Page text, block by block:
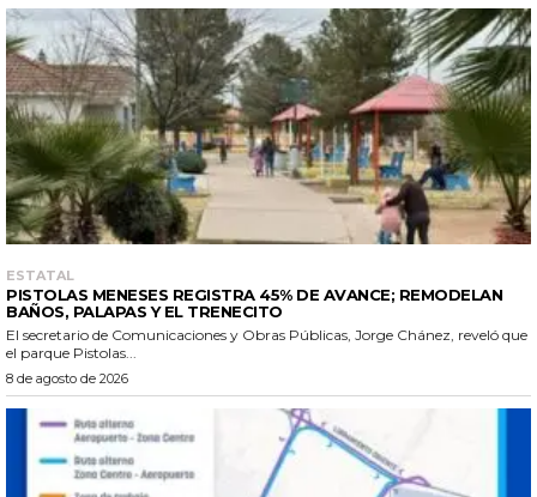
ESTATAL
PISTOLAS MENESES REGISTRA 45% DE AVANCE; REMODELAN
BAÑOS, PALAPAS Y EL TRENECITO
El secretario de Comunicaciones y Obras Públicas, Jorge Chánez, reveló que
el parque Pistolas...
8 de agosto de 2026